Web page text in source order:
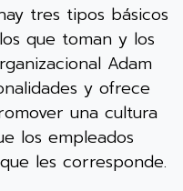
tres tipos básicos
que toman y los
Adam
y ofrece
una cultura
los empleados
les corresponde.